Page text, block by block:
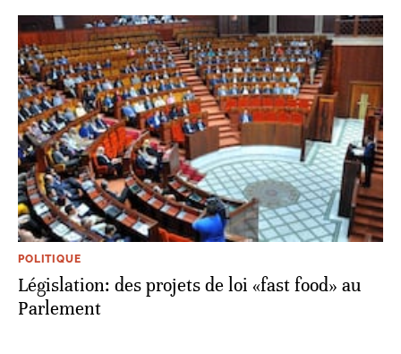
POLITIQUE
Législation: des projets de loi «fast food» au
Parlement